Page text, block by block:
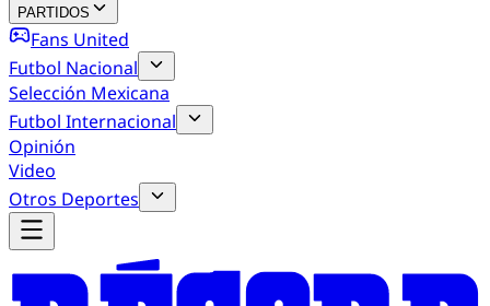
PARTIDOS
Fans United
Futbol Nacional
Selección Mexicana
Futbol Internacional
Opinión
Video
Otros Deportes